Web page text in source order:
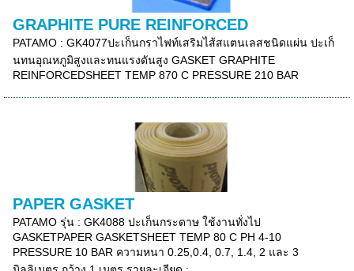
GRAPHITE PURE REINFORCED
PATAMO : GK4077ปะเก็นกราไฟท์เสริมไส้สแตนเลสชนิดแผ่น ปะเก็
นทนอุณหภูมิสูงและทนแรงดันสูง GASKET GRAPHITE
REINFORCEDSHEET TEMP 870 C PRESSURE 210 BAR
PAPER GASKET
PATAMO รุ่น : GK4088 ปะเก็นกระดาษ ใช้งานทั่งไป
GASKETPAPER GASKETSHEET TEMP 80 C PH 4-10
PRESSURE 10 BAR ความหนา 0.25,0.4, 0.7, 1.4, 2 และ 3